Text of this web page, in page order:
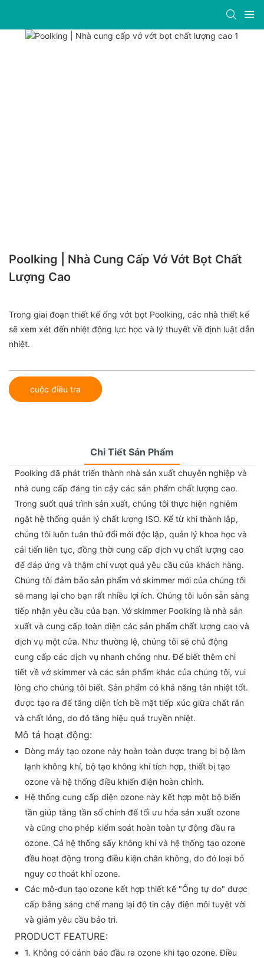
Poolking | Nhà Cung Cấp Vớ Vớt Bọt Chất
Lượng Cao
Trong giai đoạn thiết kế ống vớt bọt Poolking, các nhà thiết kế
sẽ xem xét đến nhiệt động lực học và lý thuyết về định luật dẫn
nhiệt.
cuộc điều tra
Chi Tiết Sản Phẩm
Poolking đã phát triển thành nhà sản xuất chuyên nghiệp và
nhà cung cấp đáng tin cậy các sản phẩm chất lượng cao.
Trong suốt quá trình sản xuất, chúng tôi thực hiện nghiêm
ngặt hệ thống quản lý chất lượng ISO. Kể từ khi thành lập,
chúng tôi luôn tuân thủ đổi mới độc lập, quản lý khoa học và
cải tiến liên tục, đồng thời cung cấp dịch vụ chất lượng cao
để đáp ứng và thậm chí vượt quá yêu cầu của khách hàng.
Chúng tôi đảm bảo sản phẩm vớ skimmer mới của chúng tôi
sẽ mang lại cho bạn rất nhiều lợi ích. Chúng tôi luôn sẵn sàng
tiếp nhận yêu cầu của bạn. Vớ skimmer Poolking là nhà sản
xuất và cung cấp toàn diện các sản phẩm chất lượng cao và
dịch vụ một cửa. Như thường lệ, chúng tôi sẽ chủ động
cung cấp các dịch vụ nhanh chóng như. Để biết thêm chi
tiết về vớ skimmer và các sản phẩm khác của chúng tôi, vui
lòng cho chúng tôi biết. Sản phẩm có khả năng tản nhiệt tốt.
được tạo ra để tăng diện tích bề mặt tiếp xúc giữa chất rắn
và chất lỏng, do đó tăng hiệu quả truyền nhiệt.
Mô tả hoạt động:
Dòng máy tạo ozone này hoàn toàn được trang bị bộ làm
lạnh không khí, bộ tạo không khí tích hợp, thiết bị tạo
ozone và hệ thống điều khiển điện hoàn chỉnh.
Hệ thống cung cấp điện ozone này kết hợp một bộ biến
tần giúp tăng tần số chính để tối ưu hóa sản xuất ozone
và cũng cho phép kiểm soát hoàn toàn tự động đầu ra
ozone. Cả hệ thống sấy không khí và hệ thống tạo ozone
đều hoạt động trong điều kiện chân không, do đó loại bỏ
nguy cơ thoát khí ozone.
Các mô-đun tạo ozone kết hợp thiết kế "Ống tự do" được
cấp bằng sáng chế mang lại độ tin cậy điện môi tuyệt vời
và giảm yêu cầu bảo trì.
PRODUCT FEATURE:
1. Không có cảnh báo đầu ra ozone khi tạo ozone. Điều